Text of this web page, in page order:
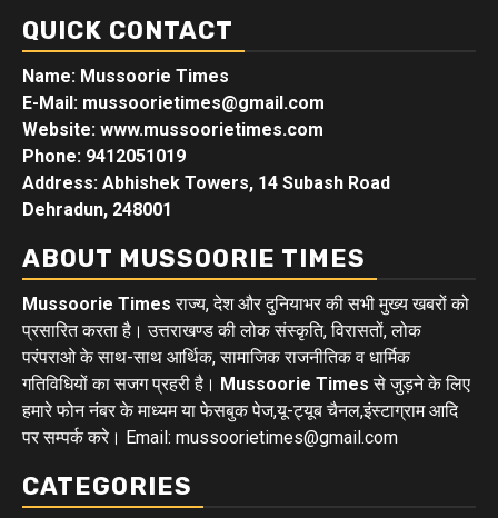
QUICK CONTACT
Name: Mussoorie Times
E-Mail: mussoorietimes@gmail.com
Website: www.mussoorietimes.com
Phone: 9412051019
Address: Abhishek Towers, 14 Subash Road
Dehradun, 248001
ABOUT MUSSOORIE TIMES
Mussoorie Times राज्य, देश और दुनियाभर की सभी मुख्य खबरों को
प्रसारित करता है। उत्तराखण्ड की लोक संस्कृति, विरासतों, लोक
परंपराओ के साथ-साथ आर्थिक, सामाजिक राजनीतिक व धार्मिक
गतिविधियों का सजग प्रहरी है। Mussoorie Times से जुड़ने के लिए
हमारे फोन नंबर के माध्यम या फेसबुक पेज,यू-ट्यूब चैनल,इंस्टाग्राम आदि
पर सम्पर्क करे। Email: mussoorietimes@gmail.com
CATEGORIES